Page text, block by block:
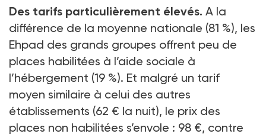
Des tarifs particulièrement élevés. A la
différence de la moyenne nationale (81 %), les
Ehpad des grands groupes offrent peu de
places habilitées à l’aide sociale à
l’hébergement (19 %). Et malgré un tarif
moyen similaire à celui des autres
établissements (62 € la nuit), le prix des
places non habilitées s’envole : 98 €, contre